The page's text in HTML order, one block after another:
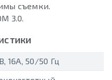
съемки.
3.0.
16А, 50/50 Гц